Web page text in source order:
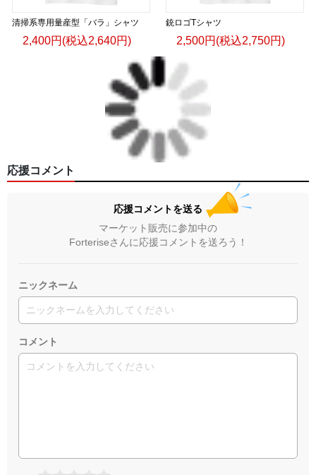
清掃系専用量産型「バラ」シャツ
2,400円(税込2,640円)
銃ロゴTシャツ
2,500円(税込2,750円)
応援コメント
応援コメントを送る
マーケット販売に参加中の
Forteriseさんに応援コメントを送ろう！
ニックネーム
コメント